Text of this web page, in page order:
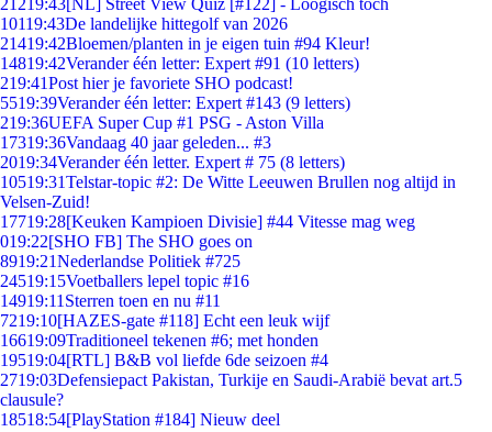
21219:43[NL] Street View Quiz [#122] - Loogisch toch
10119:43De landelijke hittegolf van 2026
21419:42Bloemen/planten in je eigen tuin #94 Kleur!
14819:42Verander één letter: Expert #91 (10 letters)
219:41Post hier je favoriete SHO podcast!
5519:39Verander één letter: Expert #143 (9 letters)
219:36UEFA Super Cup #1 PSG - Aston Villa
17319:36Vandaag 40 jaar geleden... #3
2019:34Verander één letter. Expert # 75 (8 letters)
10519:31Telstar-topic #2: De Witte Leeuwen Brullen nog altijd in
Velsen-Zuid!
17719:28[Keuken Kampioen Divisie] #44 Vitesse mag weg
019:22[SHO FB] The SHO goes on
8919:21Nederlandse Politiek #725
24519:15Voetballers lepel topic #16
14919:11 Sterren toen en nu #11
7219:10[HAZES-gate #118] Echt een leuk wijf
16619:09Traditioneel tekenen #6; met honden
19519:04[RTL] B&B vol liefde 6de seizoen #4
2719:03Defensiepact Pakistan, Turkije en Saudi-Arabië bevat art.5
clausule?
18518:54[PlayStation #184] Nieuw deel